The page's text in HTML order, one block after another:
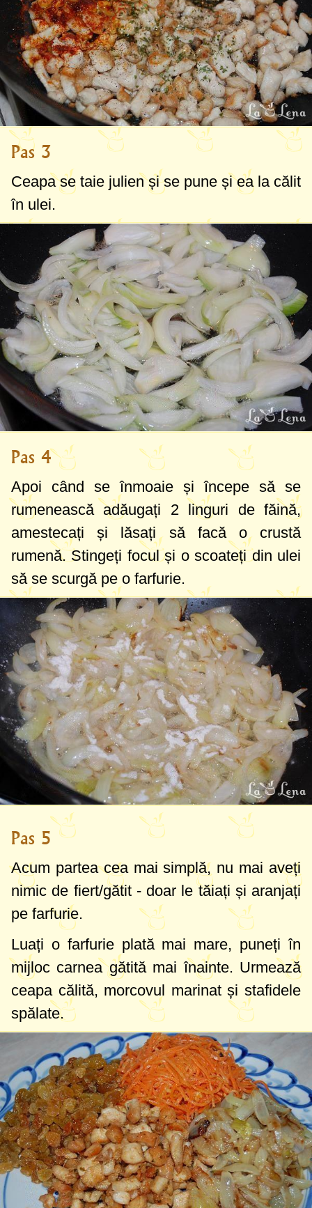
Pas 3
Ceapa se taie julien și se pune și ea la călit
în ulei.
Pas 4
Apoi când se înmoaie și începe să se
rumenească adăugați 2 linguri de făină,
amestecați și lăsați să facă o crustă
rumenă. Stingeți focul și o scoateți din ulei
să se scurgă pe o farfurie.
Pas 5
Acum partea cea mai simplă, nu mai aveți
nimic de fiert/gătit - doar le tăiați și aranjați
pe farfurie.
Luați o farfurie plată mai mare, puneți în
mijloc carnea gătită mai înainte. Urmează
ceapa călită, morcovul marinat și stafidele
spălate.